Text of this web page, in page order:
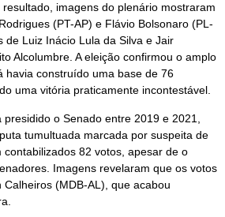
imagens do plenário mostraram
(PT-AP) e Flávio Bolsonaro (PL-
de Luiz Inácio Lula da Silva e Jair
Alcolumbre. A eleição confirmou o amplo
havia construído uma base de 76
uma vitória praticamente incontestável.
o Senado entre 2019 e 2021,
tumultuada marcada por suspeita de
82 votos, apesar de o
Imagens revelaram que os votos
(MDB-AL), que acabou